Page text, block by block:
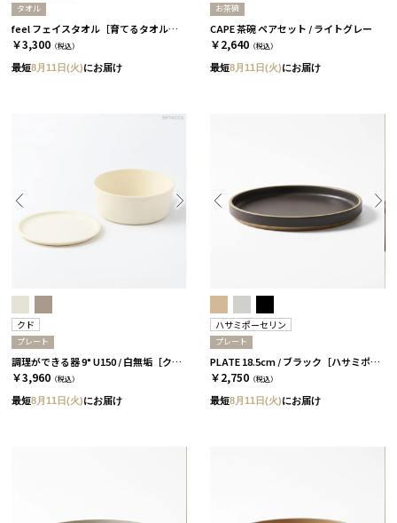
タオル
feel フェイスタオル［育てるタオル］/ ムーングレージュ
￥3,300 （税込）
最短8月11日(火)にお届け
お茶碗
CAPE 茶碗 ペアセット / ライトグレー
￥2,640 （税込）
最短8月11日(火)にお届け
クド
プレート
調理ができる器 9° U150 / 白無垢［クド］
￥3,960 （税込）
最短8月11日(火)にお届け
ハサミポーセリン
プレート
PLATE 18.5cm / ブラック［ハサミポーセリン］
￥2,750 （税込）
最短8月11日(火)にお届け